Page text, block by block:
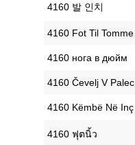
‎4160 발 인치
‎4160 Fot Til Tomme
‎4160 нога в дюйм
‎4160 Čevelj V Palec
‎4160 Këmbë Në Inç
‎4160 ฟุตนิ้ว